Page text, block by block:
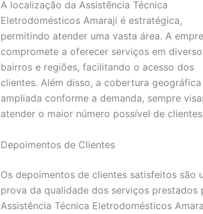
A localização da Assistência Técnica
Eletrodomésticos Amaraji é estratégica,
permitindo atender uma vasta área. A
compromete a oferecer serviços em
bairros e regiões, facilitando o acesso dos
clientes. Além disso, a cobertura
ampliada conforme a demanda, sempre
atender o maior número possível de
Depoimentos de Clientes
Os depoimentos de clientes satisfeitos são
prova da qualidade dos serviços prestados
Assistência Técnica Eletrodomésticos